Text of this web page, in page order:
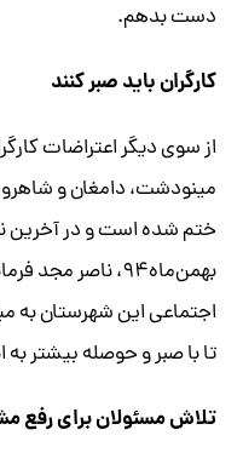
دست بدهم.
کارگران باید صبر کنند
از سوی دیگر اعتراضات
مینودشت، دامغان و
ختم شده است و در آخرین
بهمن‌ماه۹۴، ناصر
اجتماعی این شهرستان به
تا با صبر و حوصله بیشتر
تلاش مسئولان برای رفع